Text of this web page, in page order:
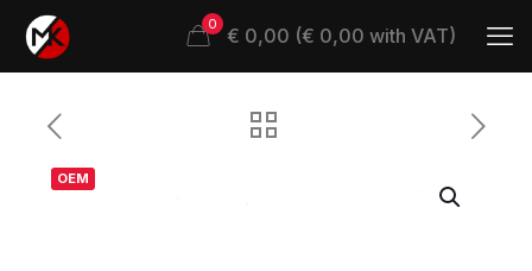
0 € 0,00 (€ 0,00 with VAT)
OEM